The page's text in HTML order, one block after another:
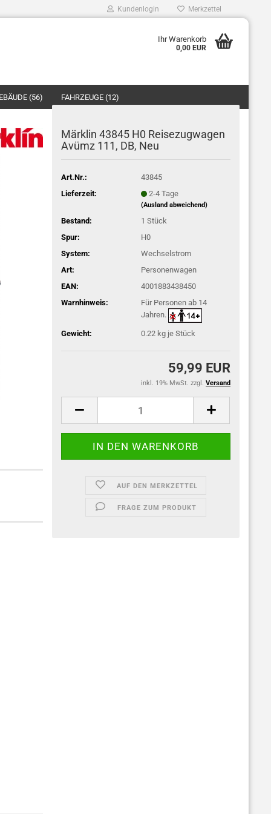
Kundenlogin Merkzettel
Ihr Warenkorb
0,00 EUR
(56) FAHRZEUGE (12)
Märklin 43845 H0 Reisezugwagen
Avümz 111, DB, Neu
Art.Nr.:
43845
Lieferzeit:
2-4 Tage
(Ausland abweichend)
Bestand: 1 Stück
Spur:
H0
System:
Wechselstrom
Art:
Personenwagen
EAN:
4001883438450
Warnhinweis:
Für Personen ab 14
Jahren.
Gewicht: 0.22kg je Stück
59,99 EUR
inkl. 19% MwSt. zzgl. Versand
AUF DEN MERKZETTEL
FRAGE ZUM PRODUKT